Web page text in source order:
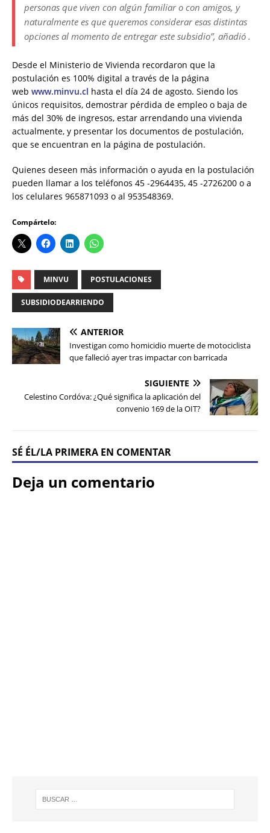
personas que viven con algún familiar o con amigos, y
naturalmente es que queremos considerar esas distintas
opciones al momento de entregar este subsidio”, añadió .
Desde el Ministerio de Vivienda recordaron que la
postulación es 100% digital a través de la página
web www.minvu.cl hasta el día 24 de agosto. Siendo los
únicos requisitos, demostrar pérdida de empleo o baja de
más del 30% de ingresos, estar arrendando una vivienda
actualmente, y presentar los documentos de postulación,
que se encuentran en la página de postulación.
Quienes deseen más información o ayuda en la postulación
pueden llamar a los teléfonos 45 -2964435, 45 -2726200 o a
los celulares 965871093 o al 953548369.
Compártelo:
MINVU POSTULACIONES
SUBSIDIODEARRIENDO
ANTERIOR
Investigan como homicidio muerte de motociclista
que falleció ayer tras impactar con barricada
SIGUIENTE
Celestino Cordóva: ¿Qué significa la aplicación del
convenio 169 de la OIT?
SÉ ÉL/LA PRIMERA EN COMENTAR
Deja un comentario